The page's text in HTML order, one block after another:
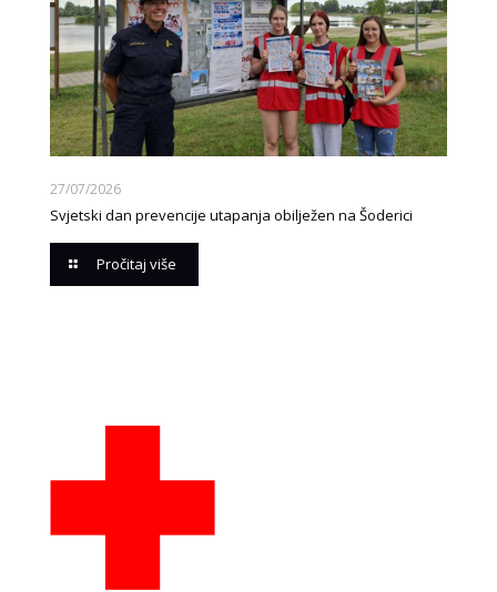
27/07/2026
Svjetski dan prevencije utapanja obilježen na Šoderici
Pročitaj više